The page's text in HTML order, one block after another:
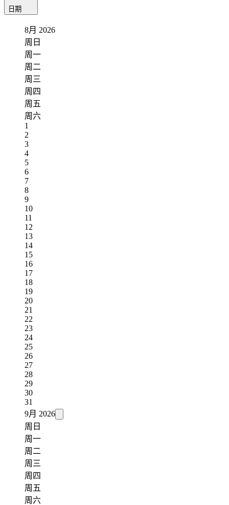
日期
8月 2026
周日
周一
周二
周三
周四
周五
周六
1
2
3
4
5
6
7
8
9
10
11
12
13
14
15
16
17
18
19
20
21
22
23
24
25
26
27
28
29
30
31
9月 2026
周日
周一
周二
周三
周四
周五
周六